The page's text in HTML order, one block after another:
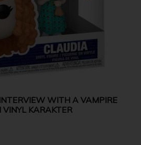
WITH A VAMPIRE
VINYL KARAKTER